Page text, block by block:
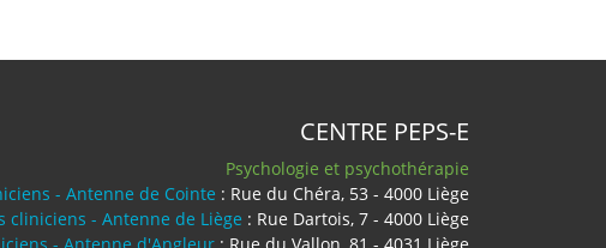
CENTRE PEPS-E
Psychologie et psychothérapie
- Antenne de Cointe : Rue du Chéra, 53 - 4000 Liège
cliniciens - Antenne de Liège : Rue Dartois, 7 - 4000 Liège